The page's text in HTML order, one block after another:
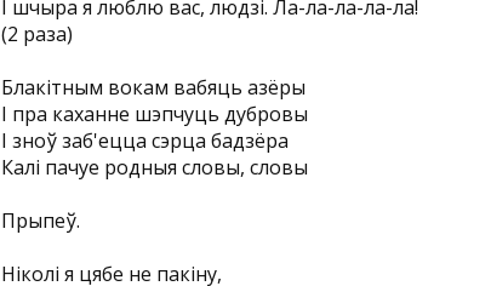
I шчыра я люблю вас, людзі. Ла-ла-ла-ла-ла!
(2 раза)
Блакітным вокам вабяць азёры
I пра каханне шэпчуць дубровы
I зноў заб'ецца сэрца бадзёра
Калі пачуе родныя словы, словы
Прыпеў.
Ніколі я цябе не пакіну,